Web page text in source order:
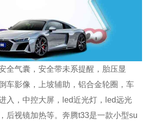
全气囊，安全带未系提醒，胎压显
车影像，上坡辅助，铝合金轮圈，车
入，中控大屏，led近光灯，led远光
后视镜加热等。奔腾t33是一款小型su